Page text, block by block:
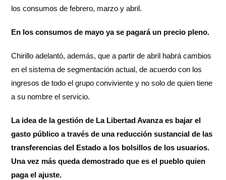
los consumos de febrero, marzo y abril.
En los consumos de mayo ya se pagará un precio pleno.
Chirillo adelantó, además, que a partir de abril habrá cambios
en el sistema de segmentación actual, de acuerdo con los
ingresos de todo el grupo conviviente y no solo de quien tiene
a su nombre el servicio.
La idea de la gestión de La Libertad Avanza es bajar el
gasto público a través de una reducción sustancial de las
transferencias del Estado a los bolsillos de los usuarios.
Una vez más queda demostrado que es el pueblo quien
paga el ajuste.